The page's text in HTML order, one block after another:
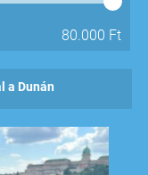
80.000 Ft
a Dunán